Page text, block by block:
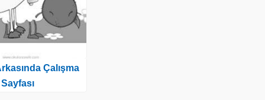
Çalışma
Sayfası